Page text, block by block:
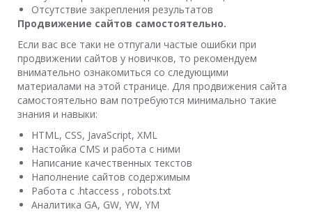
Отсутствие закрепления результатов
Продвижение сайтов самостоятельно.
Если вас все таки не отпугали частые ошибки при
продвижении сайтов у новичков, то рекомендуем
внимательно ознакомиться со следующими
материалами на этой странице. Для продвижения сайта
самостоятельно вам потребуются минимально такие
знания и навыки:
HTML, CSS, JavaScript, XML
Настойка CMS и работа с ними
Написание качественных текстов
Наполнение сайтов содержимым
Работа с .htaccess , robots.txt
Аналитика GA, GW, YW, YM